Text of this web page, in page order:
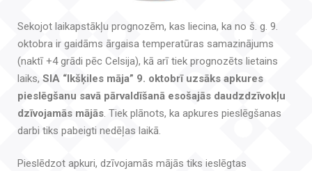
Sekojot laikapstākļu prognozēm, kas liecina, ka no š. g. 9.
oktobra ir gaidāms ārgaisa temperatūras samazinājums
(naktī +4 grādi pēc Celsija), kā arī tiek prognozēts lietains
laiks, SIA “Ikšķiles māja” 9. oktobrī uzsāks apkures
pieslēgšanu savā pārvaldīšanā esošajās daudzdzīvokļu
dzīvojamās mājās . Tiek plānots, ka apkures pieslēgšanas
darbi tiks pabeigti nedēļas laikā.
Pieslēdzot apkuri, dzīvojamās mājās tiks ieslēgtas